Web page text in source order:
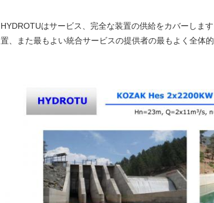
HYDROTUはサービス、完全な装置の供給をカバーしま
置、また最もよい統合サービスの提供者の最もよく全体